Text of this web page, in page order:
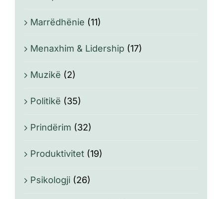
Marrëdhënie (11)
Menaxhim & Lidership (17)
Muzikë (2)
Politikë (35)
Prindërim (32)
Produktivitet (19)
Psikologji (26)